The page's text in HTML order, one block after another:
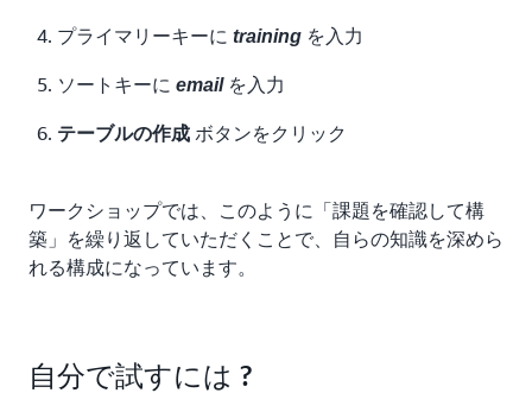
プライマリーキーに training を入力
ソートキーに emailを入力
テーブルの作成 ボタンをクリック
ワークショップでは、このように「課題を確認して構
築」を繰り返していただくことで、自らの知識を深めら
れる構成になっています。
自分で試すには ?